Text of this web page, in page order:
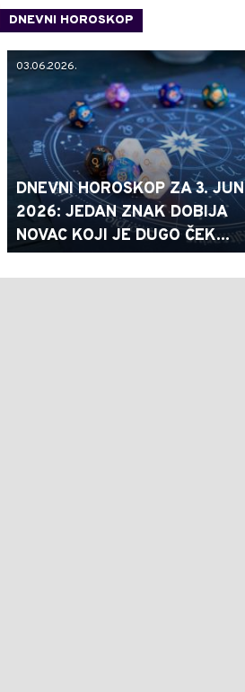
DNEVNI HOROSKOP
03.06.2026.
DNEVNI HOROSKOP ZA 3. JUN
2026: JEDAN ZNAK DOBIJA
NOVAC KOJI JE DUGO ČEK...